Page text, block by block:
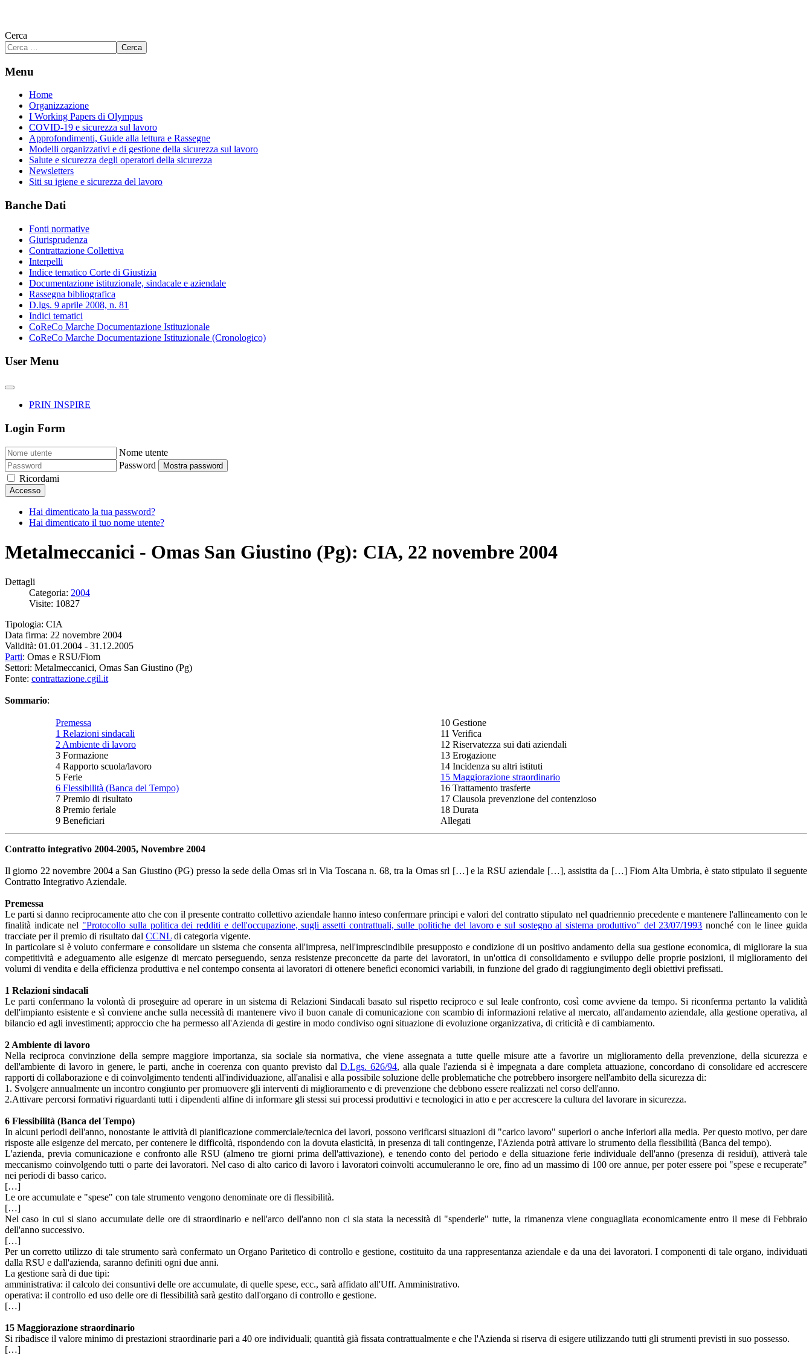
Cerca
Cerca
Menu
Home
Organizzazione
I Working Papers di Olympus
COVID-19 e sicurezza sul lavoro
Approfondimenti, Guide alla lettura e Rassegne
Modelli organizzativi e di gestione della sicurezza sul lavoro
Salute e sicurezza degli operatori della sicurezza
Newsletters
Siti su igiene e sicurezza del lavoro
Banche Dati
Fonti normative
Giurisprudenza
Contrattazione Collettiva
Interpelli
Indice tematico Corte di Giustizia
Documentazione istituzionale, sindacale e aziendale
Rassegna bibliografica
D.lgs. 9 aprile 2008, n. 81
Indici tematici
CoReCo Marche Documentazione Istituzionale
CoReCo Marche Documentazione Istituzionale (Cronologico)
User Menu
PRIN INSPIRE
Login Form
Nome utente
Password
Mostra password
Ricordami
Accesso
Hai dimenticato la tua password?
Hai dimenticato il tuo nome utente?
Metalmeccanici - Omas San Giustino (Pg): CIA, 22 novembre 2004
Dettagli
Categoria: 2004
Visite: 10827
Tipologia: CIA
Data firma: 22 novembre 2004
Validità: 01.01.2004 - 31.12.2005
Parti: Omas e RSU/Fiom
Settori: Metalmeccanici, Omas San Giustino (Pg)
Fonte: contrattazione.cgil.it
Sommario:
Premessa
1 Relazioni sindacali
2 Ambiente di lavoro
3 Formazione
4 Rapporto scuola/lavoro
5 Ferie
6 Flessibilità (Banca del Tempo)
7 Premio di risultato
8 Premio feriale
9 Beneficiari
10 Gestione
11 Verifica
12 Riservatezza sui dati aziendali
13 Erogazione
14 Incidenza su altri istituti
15 Maggiorazione straordinario
16 Trattamento trasferte
17 Clausola prevenzione del contenzioso
18 Durata
Allegati
Contratto integrativo 2004-2005, Novembre 2004
Il giorno 22 novembre 2004 a San Giustino (PG) presso la sede della Omas srl in Via Toscana n. 68, tra la Omas srl […] e la RSU aziendale […], assistita da […] Fiom Alta Umbria, è stato stipulato il seguente
Contratto Integrativo Aziendale.
Premessa
Le parti si danno reciprocamente atto che con il presente contratto collettivo aziendale hanno inteso confermare principi e valori del contratto stipulato nel quadriennio precedente e mantenere l'allineamento con le
finalità indicate nel "Protocollo sulla politica dei redditi e dell'occupazione, sugli assetti contrattuali, sulle politiche del lavoro e sul sostegno al sistema produttivo" del 23/07/1993 nonché con le linee guida
tracciate per il premio di risultato dal CCNL di categoria vigente.
In particolare si è voluto confermare e consolidare un sistema che consenta all'impresa, nell'imprescindibile presupposto e condizione di un positivo andamento della sua gestione economica, di migliorare la sua
competitività e adeguamento alle esigenze di mercato perseguendo, senza resistenze preconcette da parte dei lavoratori, in un'ottica di consolidamento e sviluppo delle proprie posizioni, il miglioramento dei
volumi di vendita e della efficienza produttiva e nel contempo consenta ai lavoratori di ottenere benefici economici variabili, in funzione del grado di raggiungimento degli obiettivi prefissati.
1 Relazioni sindacali
Le parti confermano la volontà di proseguire ad operare in un sistema di Relazioni Sindacali basato sul rispetto reciproco e sul leale confronto, così come avviene da tempo. Si riconferma pertanto la validità
dell'impianto esistente e sì conviene anche sulla necessità di mantenere vivo il buon canale di comunicazione con scambio di informazioni relative al mercato, all'andamento aziendale, alla gestione operativa, al
bilancio ed agli investimenti; approccio che ha permesso all'Azienda di gestire in modo condiviso ogni situazione di evoluzione organizzativa, di criticità e di cambiamento.
2 Ambiente di lavoro
Nella reciproca convinzione della sempre maggiore importanza, sia sociale sia normativa, che viene assegnata a tutte quelle misure atte a favorire un miglioramento della prevenzione, della sicurezza e
dell'ambiente di lavoro in genere, le parti, anche in coerenza con quanto previsto dalD.Lgs. 626/94, alla quale l'azienda si è impegnata a dare completa attuazione, concordano di consolidare ed accrescere
rapporti di collaborazione e di coinvolgimento tendenti all'individuazione, all'analisi e alla possibile soluzione delle problematiche che potrebbero insorgere nell'ambito della sicurezza di:
1. Svolgere annualmente un incontro congiunto per promuovere gli interventi di miglioramento e di prevenzione che debbono essere realizzati nel corso dell'anno.
2.Attivare percorsi formativi riguardanti tutti i dipendenti alfine di informare gli stessi sui processi produttivi e tecnologici in atto e per accrescere la cultura del lavorare in sicurezza.
6 Flessibilità (Banca del Tempo)
In alcuni periodi dell'anno, nonostante le attività di pianificazione commerciale/tecnica dei lavori, possono verificarsi situazioni di "carico lavoro" superiori o anche inferiori alla media. Per questo motivo, per dare
risposte alle esigenze del mercato, per contenere le difficoltà, rispondendo con la dovuta elasticità, in presenza di tali contingenze, l'Azienda potrà attivare lo strumento della flessibilità (Banca del tempo).
L'azienda, previa comunicazione e confronto alle RSU (almeno tre giorni prima dell'attivazione), e tenendo conto del periodo e della situazione ferie individuale dell'anno (presenza di residui), attiverà tale
meccanismo coinvolgendo tutti o parte dei lavoratori. Nel caso di alto carico di lavoro i lavoratori coinvolti accumuleranno le ore, fino ad un massimo di 100 ore annue, per poter essere poi "spese e recuperate"
nei periodi di basso carico.
[…]
Le ore accumulate e "spese" con tale strumento vengono denominate ore di flessibilità.
[…]
Nel caso in cui si siano accumulate delle ore di straordinario e nell'arco dell'anno non ci sia stata la necessità di "spenderle" tutte, la rimanenza viene conguagliata economicamente entro il mese di Febbraio
dell'anno successivo.
[…]
Per un corretto utilizzo di tale strumento sarà confermato un Organo Paritetico di controllo e gestione, costituito da una rappresentanza aziendale e da una dei lavoratori. I componenti di tale organo, individuati
dalla RSU e dall'azienda, saranno definiti ogni due anni.
La gestione sarà di due tipi:
amministrativa: il calcolo dei consuntivi delle ore accumulate, di quelle spese, ecc., sarà affidato all'Uff. Amministrativo.
operativa: il controllo ed uso delle ore di flessibilità sarà gestito dall'organo di controllo e gestione.
[…]
15 Maggiorazione straordinario
Si ribadisce il valore minimo di prestazioni straordinarie pari a 40 ore individuali; quantità già fissata contrattualmente e che l'Azienda si riserva di esigere utilizzando tutti gli strumenti previsti in suo possesso.
[…]